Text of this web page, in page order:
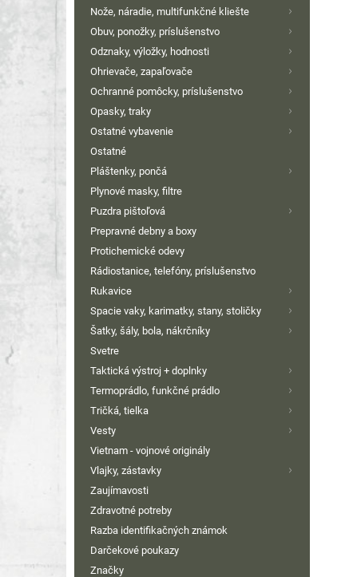
Nože, náradie, multifunkčné kliešte
Obuv, ponožky, príslušenstvo
Odznaky, výložky, hodnosti
Ohrievače, zapaľovače
Ochranné pomôcky, príslušenstvo
Opasky, traky
Ostatné vybavenie
Ostatné
Pláštenky, pončá
Plynové masky, filtre
Puzdra pištoľová
Prepravné debny a boxy
Protichemické odevy
Rádiostanice, telefóny, príslušenstvo
Rukavice
Spacie vaky, karimatky, stany, stoličky
Šatky, šály, bola, nákrčníky
Svetre
Taktická výstroj + doplnky
Termoprádlo, funkčné prádlo
Tričká, tielka
Vesty
Vietnam - vojnové originály
Vlajky, zástavky
Zaujímavosti
Zdravotné potreby
Razba identifikačných známok
Darčekové poukazy
Značky